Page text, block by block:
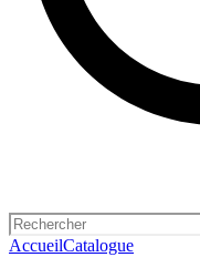
AccueilCatalogue